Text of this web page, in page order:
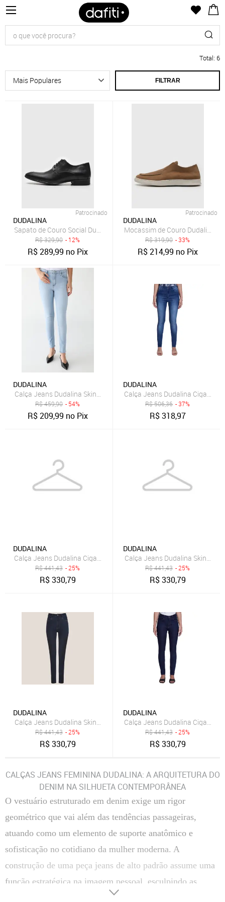
Total: 6
FILTRAR
Patrocinado
DUDALINA
Sapato de Couro Social Dudalina Classico Preto
R$329,90 - 12%
R$289,99 no Pix
Patrocinado
DUDALINA
Mocassim de Couro Dudalina
R$319,90 - 33%
R$214,99 no Pix
DUDALINA
Calça Jeans Dudalina Skinny Lisa Azul
R$459,90 - 54%
R$209,99 no Pix
DUDALINA
Calça Jeans Dudalina Cigarrete
R$506,36 - 37%
R$318,97
DUDALINA
Calça Jeans Dudalina Cigarrete In25 Azul Feminino
R$441,43 - 25%
R$330,79
DUDALINA
Calça Jeans Dudalina Skinny
R$441,43 - 25%
R$330,79
DUDALINA
Calça Jeans Dudalina Skinny In25 Azul Feminino
R$441,43 - 25%
R$330,79
DUDALINA
Calça Jeans Dudalina Cigarrete
R$441,43 - 25%
R$330,79
CALÇAS JEANS FEMININA DUDALINA: A ARQUITETURA DO
DENIM NA SILHUETA CONTEMPORÂNEA
O vestuário estruturado em denim exige um rigor
geométrico que vai além das tendências passageiras,
atuando como um elemento de suporte anatômico e
sofisticação no cotidiano da mulher moderna. A
construção de uma peça jeans de alto padrão assume uma
função estratégica na imagem pessoal, esculpindo as
curvas com firmeza sem abrir mão da maleabilidade